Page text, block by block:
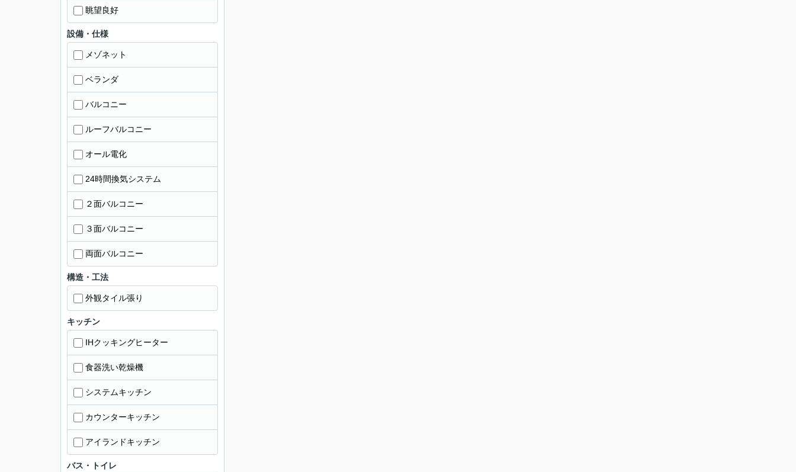
眺望良好
設備・仕様
メゾネット
ベランダ
バルコニー
ルーフバルコニー
オール電化
24時間換気システム
２面バルコニー
３面バルコニー
両面バルコニー
構造・工法
外観タイル張り
キッチン
IHクッキングヒーター
食器洗い乾燥機
システムキッチン
カウンターキッチン
アイランドキッチン
バス・トイレ